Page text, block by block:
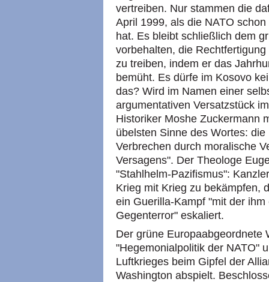
vertreiben. Nur stammen die
April 1999, als die NATO
hat. Es bleibt schließlich dem
vorbehalten, die
zu treiben, indem er das
bemüht. Es dürfe im Kosovo
das? Wird im Namen einer
argumentativen Versatzstück
Historiker Moshe Zuckermann
übelsten Sinne des Wortes:
Verbrechen durch moralische
Versagens". Der Theologe
"Stahlhelm-Pazifismus":
Krieg mit Krieg zu bekämpfen,
ein Guerilla-Kampf "mit der
Gegenterror" eskaliert.
Der grüne Europaabgeordnete
"Hegemonialpolitik der NATO"
Luftkrieges beim Gipfel der
Washington abspielt.